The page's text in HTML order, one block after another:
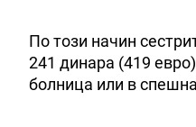
По този начин
241 динара (419
болница или в